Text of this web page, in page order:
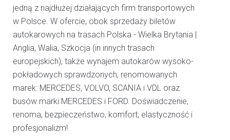
jedną z najdłużej działających firm transportowych
w Polsce. W ofercie, obok sprzedaży biletów
autokarowych na trasach Polska - Wielka Brytania |
Anglia, Walia, Szkocja (in innych trasach
europejskich), także wynajem autokarów wysoko-
pokładowych sprawdzonych, renomowanych
marek: MERCEDES, VOLVO, SCANIA i VDL oraz
busów marki MERCEDES i FORD. Doświadczenie,
renoma, bezpieczeństwo, komfort, elastyczność i
profesjonalizm!